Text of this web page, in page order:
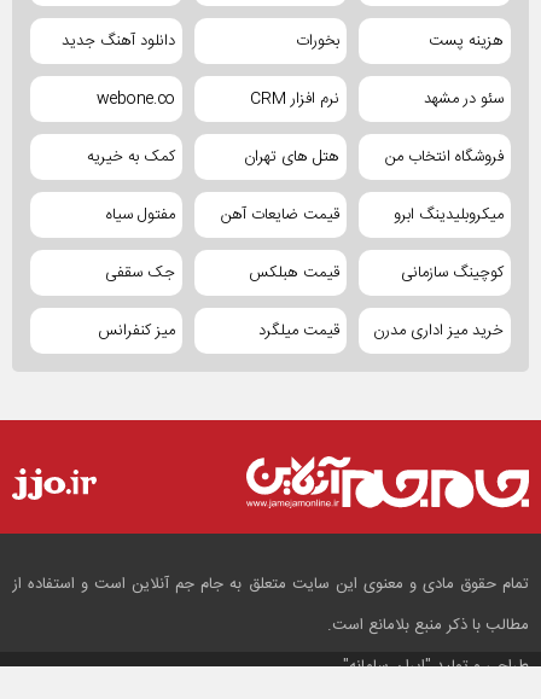
هزینه پست بخورات دانلود آهنگ جدید
سئو در مشهد نرم افزار CRM webone.co
فروشگاه انتخاب من هتل های تهران کمک به خیریه
میکروبلیدینگ ابرو قیمت ضایعات آهن مفتول سیاه
کوچینگ سازمانی قیمت هبلکس جک سقفی
خرید میز اداری مدرن قیمت میلگرد میز کنفرانس
تمام حقوق مادی و معنوی این سایت متعلق به جام جم آنلاین است و استفاده از
مطالب با ذکر منبع بلامانع است.
طراحی و تولید"ایران سامانه"